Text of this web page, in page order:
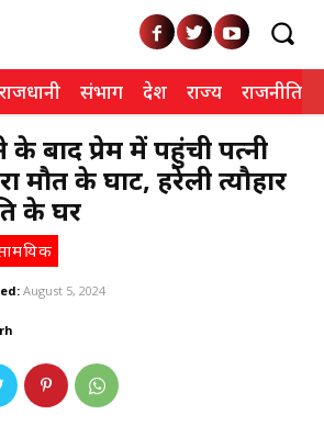
राजधानी संभाग देश राज्य राजनीति
के बाद प्रेम में पहुंची पत्नी
मौत के घाट, हरेली त्यौहार
के घर
August 5, 2024